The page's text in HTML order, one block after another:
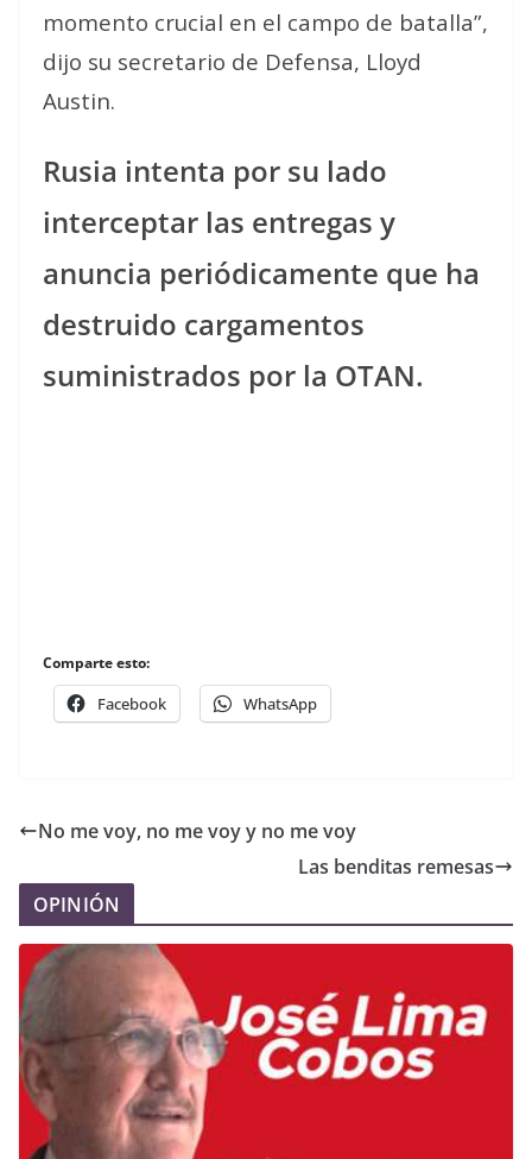
momento crucial en el campo de batalla”,
dijo su secretario de Defensa, Lloyd
Austin.
Rusia intenta por su lado
interceptar las entregas y
anuncia periódicamente que ha
destruido cargamentos
suministrados por la OTAN.
Comparte esto:
Facebook WhatsApp
No me voy, no me voy y no me voy
Las benditas remesas
OPINIÓN